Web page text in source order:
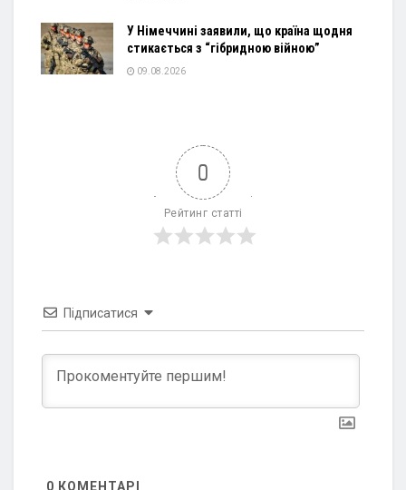
У Німеччині заявили, що країна щодня
стикається з “гібридною війною”
09.08.2026
0
Рейтинг статті
Підписатися
0 КОМЕНТАРІ